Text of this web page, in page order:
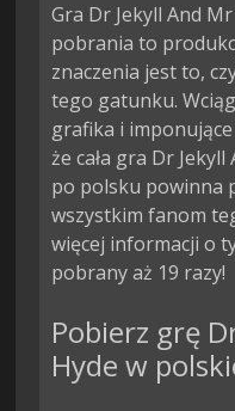
Gra Dr Jekyll And
pobrania to
znaczenia jest to,
tego gatunku.
grafika i
że cała gra Dr
po polsku powinna
wszystkim fanom
więcej informacji o
pobrany aż 19 razy!
Pobierz grę
Hyde w